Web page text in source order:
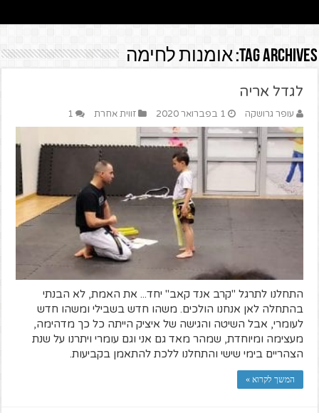
Tag Archives: אומנות לחימה
לגדל אריה
עופר גרושקה 1 בפברואר 2020 זווית אחרת 1
התחלנו לתרגל "קרב אנד קאב" יחד... את האמת, לא הבנתי
בהתחלה לאן אנחנו הולכים. משהו חדש בשבילי ומשהו חדש
לעומרי, אבל השיטה והגישה של איציק הייתה כל כך מדהימה,
מעצימה ומיוחדת, שמהר מאד גם אני וגם עומרי ויתרנו על שנת
הצהריים בימי שישי והתחלנו ללכת להתאמן בקביעות.
המשך לקרוא »